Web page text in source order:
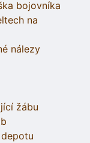
bojovníka
na
nálezy
žábu